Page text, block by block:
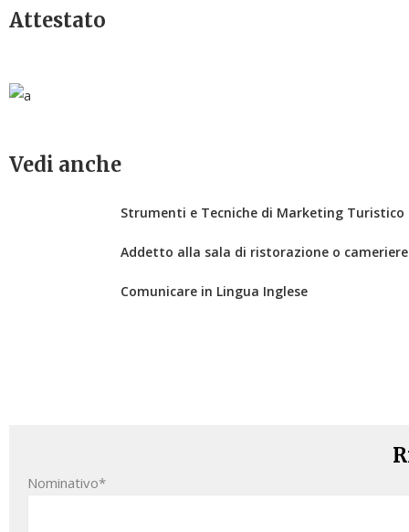
Attestato
Vedi anche
Strumenti e Tecniche di Marketing
Addetto alla sala di ristorazione o cameriere
Comunicare in Lingua Inglese
Nominativo*